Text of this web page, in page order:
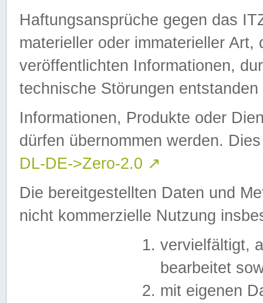
Haftungsansprüche gegen das
materieller oder immaterieller
veröffentlichten Informationen,
technische Störungen
Informationen, Produkte oder
dürfen übernommen werden.
DL-DE->Zero-2.0 ↗
Die bereitgestellten Daten und
nicht kommerzielle Nutzung
vervielfältigt,
bearbeitet
mit eigenen